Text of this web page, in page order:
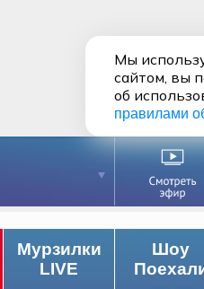
Мурзилки
LIVE
Шоу
Мы
сайтом, вы
об
правилами